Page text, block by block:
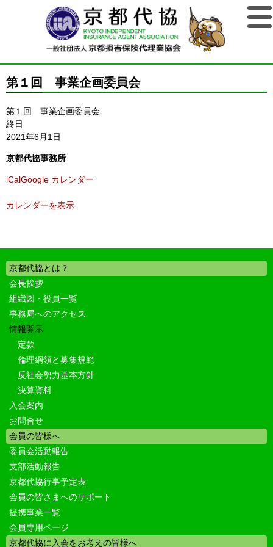
第１回 事業企画委員会
第１回 事業企画委員会
終日
2021年6月1日
京都代協事務所
iCalGoogle カレンダー
カレンダーを表示
京都代協とは？
会長挨拶
組織図・役員一覧
事務局へのアクセス
情報開示
定款
倫理綱領と募集規範
反社会勢力基本方針
決算資料
入会案内
お問合せ
会員の皆様へ
委員会活動報告
支部活動報告
京都代協行事予定表
会員の皆さまへのサポート
提携事業一覧
会員専用ページ
京都代協に入会をお考えの皆様へ